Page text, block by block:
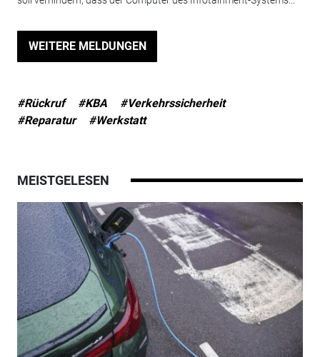
WEITERE MELDUNGEN
#Rückruf #KBA
#Verkehrssicherheit
#Reparatur
#Werkstatt
MEISTGELESEN